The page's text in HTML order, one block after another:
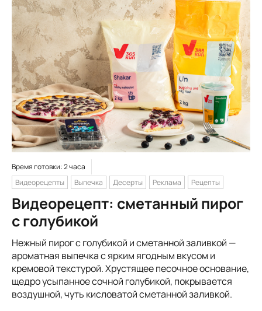
Время готовки: 2 часа
Видеорецепты
Выпечка Десерты Реклама Рецепты
Видеорецепт: сметанный пирог
с голубикой
Нежный пирог с голубикой и сметанной заливкой —
ароматная выпечка с ярким ягодным вкусом и
кремовой текстурой. Хрустящее песочное основание,
щедро усыпанное сочной голубикой, покрывается
воздушной, чуть кисловатой сметанной заливкой.